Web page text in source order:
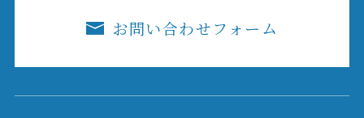
お問い合わせフォーム